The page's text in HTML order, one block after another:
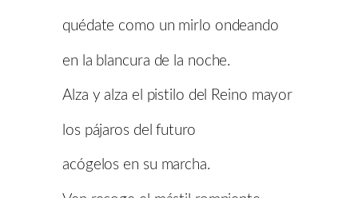
quédate como un mirlo ondeando
en la blancura de la noche.
Alza y alza el pistilo del Reino mayor
los pájaros del futuro
acógelos en su marcha.